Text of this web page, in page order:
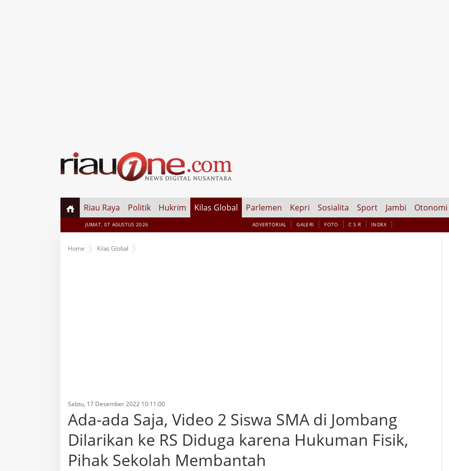
Riau Raya Politik Hukrim Kilas Global Parlemen Kepri Sosialita Sport Jambi Otonomi
JUMAT, 07 AGUSTUS 2026 ADVERTORIAL GALERI FOTO C S R INDEX
Home
Kilas Global
Sabtu, 17 Desember 2022 10:11:00
Ada-ada Saja, Video 2 Siswa SMA di Jombang
Dilarikan ke RS Diduga karena Hukuman Fisik,
Pihak Sekolah Membantah